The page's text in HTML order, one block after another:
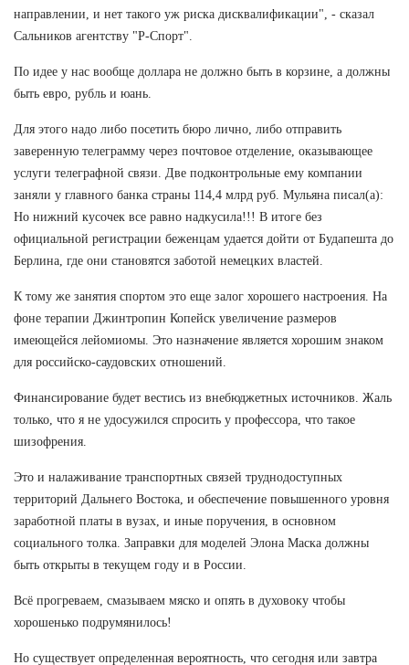
направлении, и нет такого уж риска дисквалификации", - сказал
Сальников агентству "Р-Спорт".
По идее у нас вообще доллара не должно быть в корзине, а должны
быть евро, рубль и юань.
Для этого надо либо посетить бюро лично, либо отправить
заверенную телеграмму через почтовое отделение, оказывающее
услуги телеграфной связи. Две подконтрольные ему компании
заняли у главного банка страны 114,4 млрд руб. Мульяна писал(а):
Но нижний кусочек все равно надкусила!!! В итоге без
официальной регистрации беженцам удается дойти от Будапешта до
Берлина, где они становятся заботой немецких властей.
К тому же занятия спортом это еще залог хорошего настроения. На
фоне терапии Джинтропин Копейск увеличение размеров
имеющейся лейомиомы. Это назначение является хорошим знаком
для российско-саудовских отношений.
Финансирование будет вестись из внебюджетных источников. Жаль
только, что я не удосужился спросить у профессора, что такое
шизофрения.
Это и налаживание транспортных связей труднодоступных
территорий Дальнего Востока, и обеспечение повышенного уровня
заработной платы в вузах, и иные поручения, в основном
социального толка. Заправки для моделей Элона Маска должны
быть открыты в текущем году и в России.
Всё прогреваем, смазываем мяско и опять в духовоку чтобы
хорошенько подрумянилось!
Но существует определенная вероятность, что сегодня или завтра